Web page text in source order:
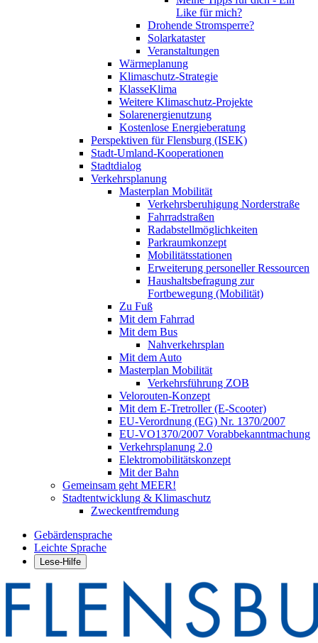
Like für mich?
Drohende Stromsperre?
Solarkataster
Veranstaltungen
Wärmeplanung
Klimaschutz-Strategie
KlasseKlima
Weitere Klimaschutz-Projekte
Solarenergienutzung
Kostenlose Energieberatung
Perspektiven für Flensburg (ISEK)
Stadt-Umland-Kooperationen
Stadtdialog
Verkehrsplanung
Masterplan Mobilität
Verkehrsberuhigung Norderstraße
Fahrradstraßen
Radabstellmöglichkeiten
Parkraumkonzept
Mobilitätsstationen
Erweiterung personeller Ressourcen
Haushaltsbefragung zur
Fortbewegung (Mobilität)
Zu Fuß
Mit dem Fahrrad
Mit dem Bus
Nahverkehrsplan
Mit dem Auto
Masterplan Mobilität
Verkehrsführung ZOB
Velorouten-Konzept
Mit dem E-Tretroller (E-Scooter)
EU-Verordnung (EG) Nr. 1370/2007
EU-VO1370/2007 Vorabbekanntmachung
Verkehrsplanung 2.0
Elektromobilitätskonzept
Mit der Bahn
Gemeinsam geht MEER!
Stadtentwicklung & Klimaschutz
Zweckentfremdung
Gebärdensprache
Leichte Sprache
Lese-Hilfe